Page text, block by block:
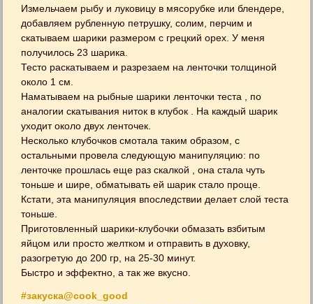
Измельчаем рыбу и луковицу в мясорубке или блендере,
добавляем рубленную петрушку, солим, перчим и
скатываем шарики размером с грецкий орех. У меня
получилось 23 шарика.
Тесто раскатываем и разрезаем на ленточки толщиной
около 1 см.
Наматываем на рыбные шарики ленточки теста , по
аналогии скатывания ниток в клубок . На каждый шарик
уходит около двух ленточек.
Несколько клубочков смотала таким образом, с
остальными провела следующую манипуляцию: по
ленточке прошлась еще раз скалкой , она стала чуть
тоньше и шире, обматывать ей шарик стало проще.
Кстати, эта манипуляция впоследствии делает слой теста
тоньше.
Приготовленный шарики-клубочки обмазать взбитым
яйцом или просто желтком и отправить в духовку,
разогретую до 200 гр, на 25-30 минут.
Быстро и эффектно, а так же вкусно.
#закуска@cook_good